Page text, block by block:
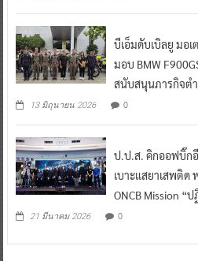
บีเอ็มดับเบิลยู มอเ
มอบ BMW
สนับสนุนภารกิจตำ
13 มิถุนายน 2026 0
ป.ป.ส. คิกออฟบิ๊ก
เบาะแสยาเสพติ
ONCB Mission “
21 มีนาคม 2026 0